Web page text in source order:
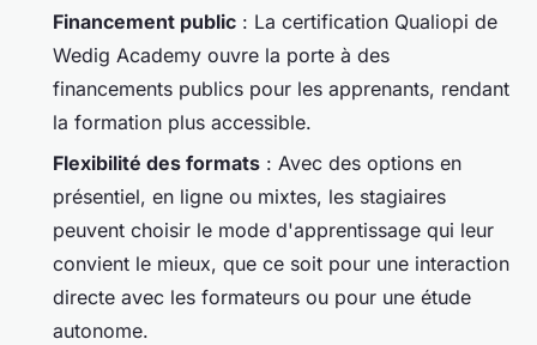
Financement public : La certification Qualiopi de
Wedig Academy ouvre la porte à des
financements publics pour les apprenants, rendant
la formation plus accessible.
Flexibilité des formats : Avec des options en
présentiel, en ligne ou mixtes, les stagiaires
peuvent choisir le mode d'apprentissage qui leur
convient le mieux, que ce soit pour une interaction
directe avec les formateurs ou pour une étude
autonome.